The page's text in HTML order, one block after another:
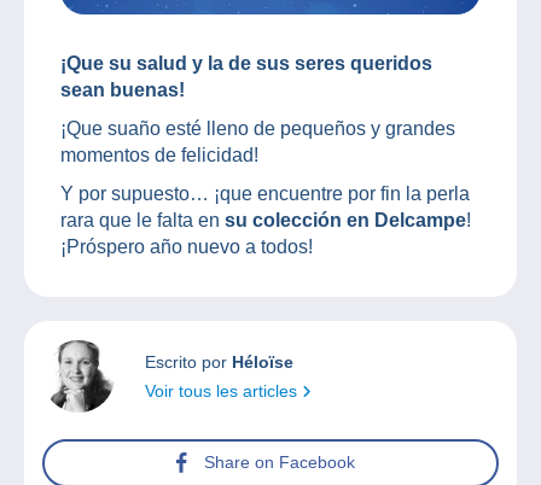
¡Que su salud y la de sus seres queridos
sean buenas!
¡Que suaño esté lleno de pequeños y grandes
momentos de felicidad!
Y por supuesto… ¡que encuentre por fin la perla
rara que le falta en su colección en Delcampe!
¡Próspero año nuevo a todos!
Escrito por Héloïse
Voir tous les articles
Share on Facebook